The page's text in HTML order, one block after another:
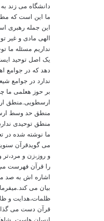
دانشگاه می زند
ما این است که
این جمله رهبری
الهی مادی و غیر
نداریم مسئله ما
یک اصل توحید
دهد که در جوامع
ندارد در جوامع
بر حوز هعلمی
ارسطویی.منطق
منطق حد وسط
منطق توحیدی
ما نوشته شده در
می گویدقرآن
و روز،زن و
را قرآن فهرست می
اشاره اش به صد
بیان می
ظلمات،هدایت و
قرآن دست می